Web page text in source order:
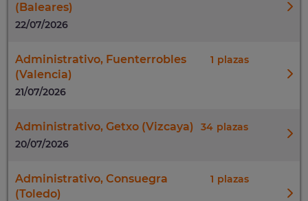
(Baleares)
22/07/2026
Administrativo, Fuenterrobles
(Valencia)
1
21/07/2026
Administrativo, Getxo (Vizcaya)
34
20/07/2026
Administrativo, Consuegra
(Toledo)
1